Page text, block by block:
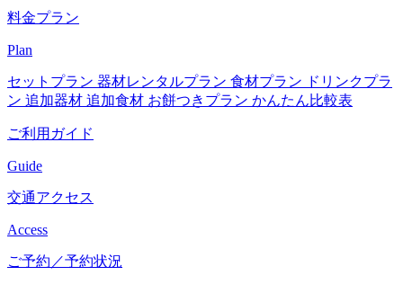
料金プラン
Plan
セットプラン 器材レンタルプラン 食材プラン ドリンクプラ
ン 追加器材 追加食材 お餅つきプラン かんたん比較表
ご利用ガイド
Guide
交通アクセス
Access
ご予約／予約状況